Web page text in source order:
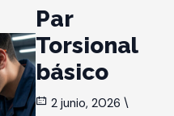
Par
Torsional
básico
2 junio, 2026 \